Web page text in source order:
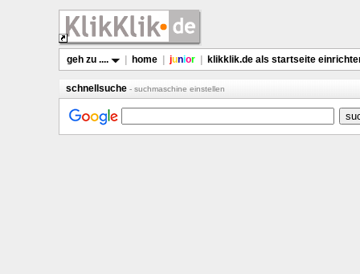
geh zu .... home junior klikklik.de als startseite
schnellsuche - suchmaschine einstellen